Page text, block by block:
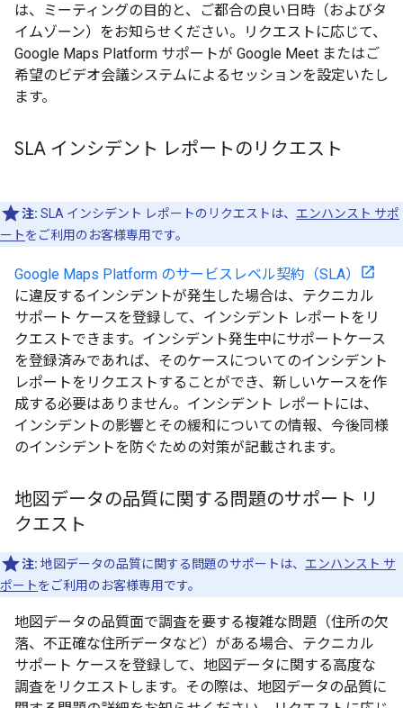
は、ミーティングの目的と、ご都合の良い日時（およびタ
イムゾーン）をお知らせください。リクエストに応じて、
Google Maps Platform サポートが Google Meet またはご
希望のビデオ会議システムによるセッションを設定いたし
ます。
SLA インシデント レポートのリクエスト
注: SLA インシデント レポートのリクエストは、 エンハンスト サポ
ートをご利用のお客様専用です。
Google Maps Platform のサービスレベル契約（SLA）
に違反するインシデントが発生した場合は、テクニカル
サポート ケースを登録して、インシデント レポートをリ
クエストできます。インシデント発生中にサポートケース
を登録済みであれば、そのケースについてのインシデント
レポートをリクエストすることができ、新しいケースを作
成する必要はありません。インシデント レポートには、
インシデントの影響とその緩和についての情報、今後同様
のインシデントを防ぐための対策が記載されます。
地図データの品質に関する問題のサポート リ
クエスト
注: 地図データの品質に関する問題のサポートは、 エンハンスト サ
ポートをご利用のお客様専用です。
地図データの品質面で調査を要する複雑な問題（住所の欠
落、不正確な住所データなど）がある場合、テクニカル
サポート ケースを登録して、地図データに関する高度な
調査をリクエストします。その際は、地図データの品質に